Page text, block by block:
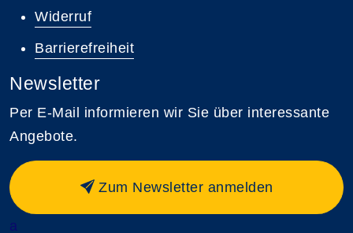
Widerruf
Barrierefreiheit
Newsletter
Per E-Mail informieren wir Sie über interessante
Angebote.
Zum Newsletter anmelden
a